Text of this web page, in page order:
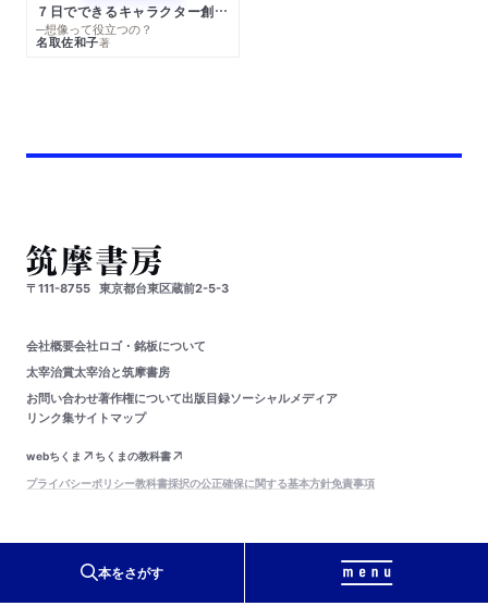
本をさがす
７日でできるキャラクター創作入門
─想像って役立つの？
名取佐和子著
〒111-8755 東京都台東区蔵前2-5-3
会社概要会社ロゴ・銘板について
太宰治賞太宰治と筑摩書房
お問い合わせ著作権について出版目録ソーシャルメディア
リンク集サイトマップ
webちくま
ちくまの教科書
プライバシーポリシー教科書採択の公正確保に関する基本方針免責事項
© Chikumashobo Ltd.2024All Rights Reserved.